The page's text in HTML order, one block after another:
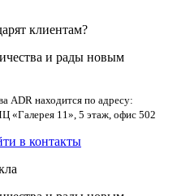
клиентам?
и рады новым
ADR находится по адресу:
«Галерея 11», 5 этаж, офис 502
в контакты